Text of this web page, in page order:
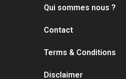
Qui sommes nous ?
Contact
Terms & Conditions
Disclaimer